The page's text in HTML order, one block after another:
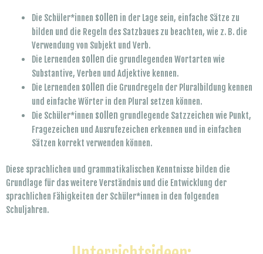
Die Schüler*innen sollen in der Lage sein, einfache Sätze zu
bilden und die Regeln des Satzbaues zu beachten, wie z. B. die
Verwendung von Subjekt und Verb.
Die Lernenden sollen die grundlegenden Wortarten wie
Substantive, Verben und Adjektive kennen.
Die Lernenden sollen die Grundregeln der Pluralbildung kennen
und einfache Wörter in den Plural setzen können.
Die Schüler*innen sollen grundlegende Satzzeichen wie Punkt,
Fragezeichen und Ausrufezeichen erkennen und in einfachen
Sätzen korrekt verwenden können.
Diese sprachlichen und grammatikalischen Kenntnisse bilden die
Grundlage für das weitere Verständnis und die Entwicklung der
sprachlichen Fähigkeiten der Schüler*innen in den folgenden
Schuljahren.